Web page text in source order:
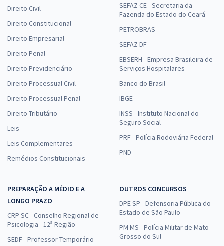
Direito Civil
Direito Constitucional
Direito Empresarial
Direito Penal
Direito Previdenciário
Direito Processual Civil
Direito Processual Penal
Direito Tributário
Leis
Leis Complementares
Remédios Constitucionais
SEFAZ CE - Secretaria da
Fazenda do Estado do Ceará
PETROBRAS
SEFAZ DF
EBSERH - Empresa Brasileira de
Serviços Hospitalares
Banco do Brasil
IBGE
INSS - Instituto Nacional do
Seguro Social
PRF - Polícia Rodoviária Federal
PND
PREPARAÇÃO A MÉDIO E A
LONGO PRAZO
CRP SC - Conselho Regional de
Psicologia - 12ª Região
SEDF - Professor Temporário
OUTROS CONCURSOS
DPE SP - Defensoria Pública do
Estado de São Paulo
PM MS - Polícia Militar de Mato
Grosso do Sul